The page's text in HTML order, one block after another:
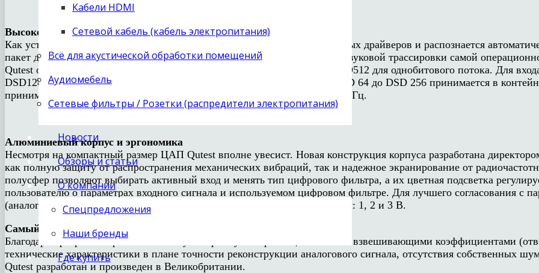
Кабели HDMI
Сетевой кабель (кабель электропитания)
Всё для акустической обработки помещений
Аудиомебель
Сетевые фильтры / Розетки (распредители электропитания)
Новости
Обзоры и статьи
О компании
Спецпредложения
Наши бренды
Где купить
Высокое разрешение
Как устройство USB-Audio Chord Qutest не требует установки специальных драйверов и распознается
пакет драйверов, в том числе ASIO, обеспечивающее обход встроенной звуковой трассировки самой
Qutest обеспечивает разрешение 32 бита/768 кГц для сигнала ИКМ и DSD512 для однобитового потока. Для
DSD128, для оптического — 24 бита/192 кГц. Однобитовый поток от DSD 64 до DSD 256 принимается в
принимается и обрабатывается в нативном (нетронутом) потоке до 512 МГц.
Алюминиевый корпус и эргономика
Несмотря на компактный размер ЦАП Qutest вполне увесист. Новая конструкция корпуса разработана
как полную защиту от распространения механических вибраций, так и надежное экранирование от
полусфер позволяют выбирать активный вход и менять тип цифрового фильтра, а их цветная подсветка
пользователю о параметрах входного сигнала и используемом цифровом фильтре. Для лучшего согласования с
(аналоговый RCA) можно регулировать трехступенчатым переключателем: 1, 2 и 3 В.
Самый передовой компактный ЦАП в мире
Благодаря программно реализованному алгоритму интерполяции с 49 152 взвешивающими коэффициентами
технические характеристики в плане точности реконструкции аналогового сигнала, отсутствия собственных
Qutest разработан и произведен в Великобритании.